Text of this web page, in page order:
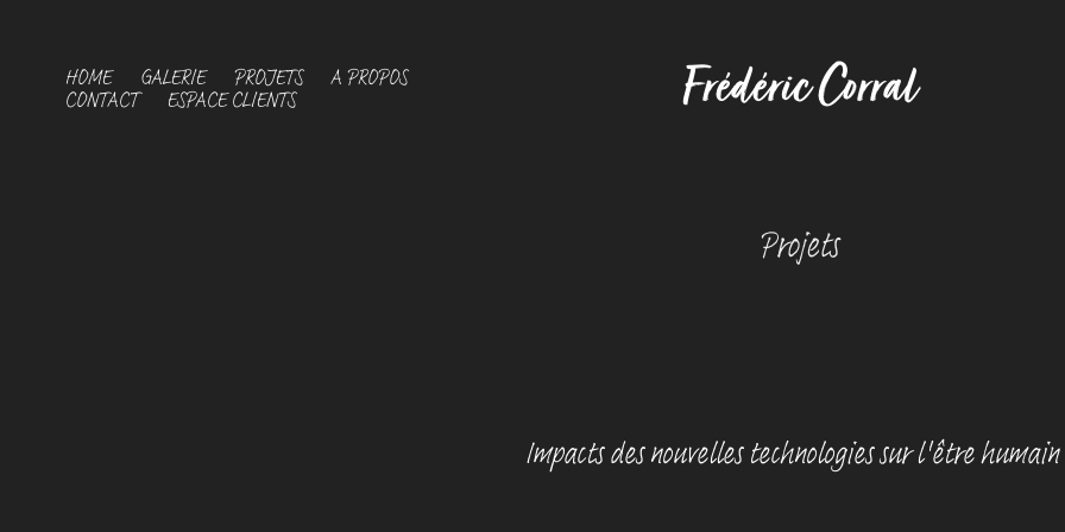
HOME GALERIE PROJETS A PROPOS
CONTACT ESPACE CLIENTS Frédéric Corral
Projets
Impacts des nouvelles technologies sur l'être